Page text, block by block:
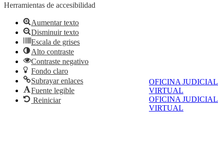
OFICINA JUDICIAL
VIRTUAL
OFICINA JUDICIAL
VIRTUAL
Herramientas de accesibilidad
Aumentar texto
Disminuir texto
Escala de grises
Alto contraste
Contraste negativo
Fondo claro
Subrayar enlaces
Fuente legible
Reiniciar